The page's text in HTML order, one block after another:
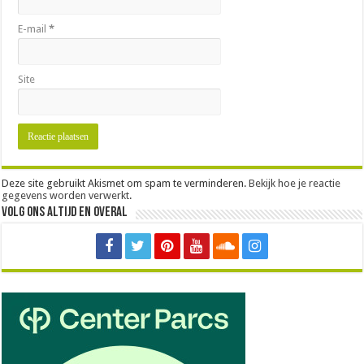
E-mail*
Site
Deze site gebruikt Akismet om spam te verminderen.Bekijk hoe je reactie
gegevens worden verwerkt.
Volg ons altijd en overal